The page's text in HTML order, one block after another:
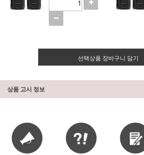
선택상품 장바구니 담기
상품 고시 정보